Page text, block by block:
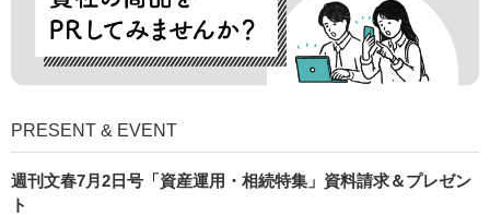
PRESENT & EVENT
週刊文春7月2日号「資産運用・相続特集」資料請求＆プレゼン
ト